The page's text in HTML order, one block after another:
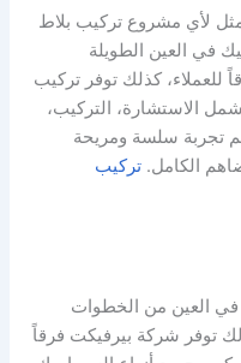
لأي مشروع تركيب بلاط
في العين الطويلة
للعملاء، كذلك توفر تركيب
الاستشارة، التركيب،
تجربة سلسة ومريحة
الكامل.تركيب
العين من الخطوات
توفر شركة بيرفيكت فرقاً